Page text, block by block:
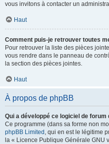
vous invitons à contacter un
Haut
Comment puis-je retrouver toutes
Pour retrouver la liste des pièces
vous rendre dans le panneau de
la section des pièces jointes.
Haut
À propos de phpBB
Qui a développé ce logiciel de
Ce programme (dans sa forme non
phpBB Limited , qui en est le légitime
la « Licence Publique Générale GNU